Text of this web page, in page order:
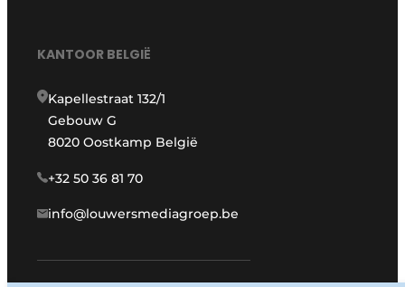
KANTOOR BELGIË
Kapellestraat 132/1
Gebouw G
8020 Oostkamp België
+32 50 36 81 70
info@louwersmediagroep.be